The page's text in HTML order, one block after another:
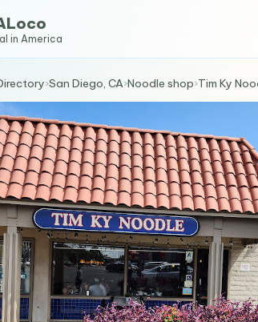
in America
›San Diego, CA›Noodle shop›Tim Ky